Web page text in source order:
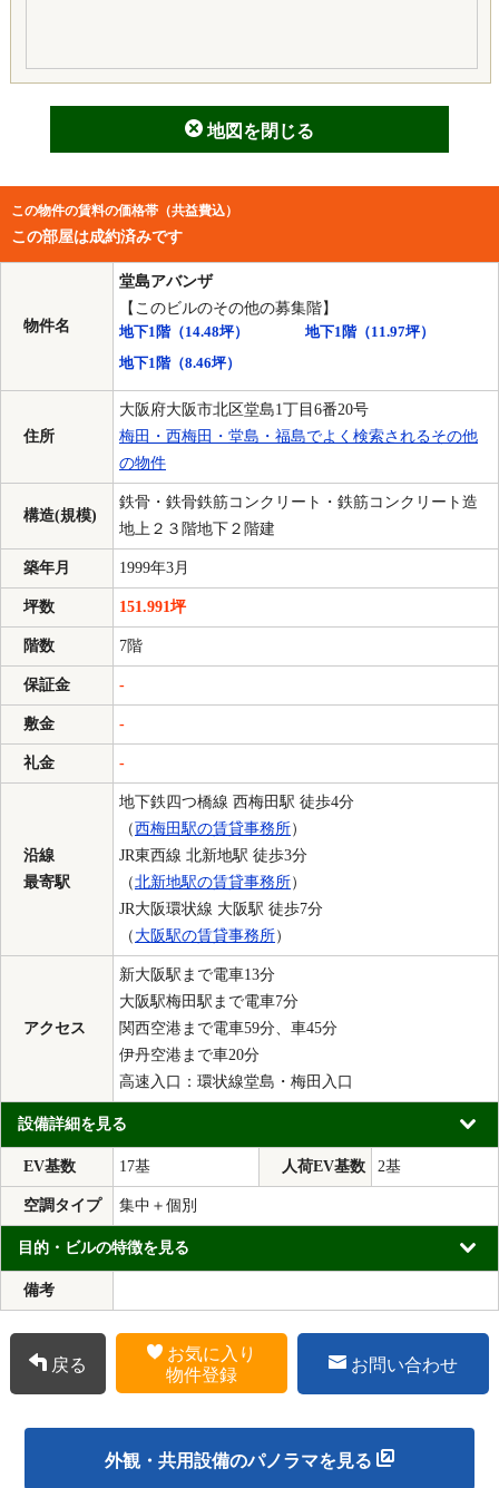
地図を閉じる
この物件の賃料の価格帯（共益費込）
この部屋は成約済みです
物件名
堂島アバンザ
【このビルのその他の募集階】
地下1階（14.48坪） 地下1階（11.97坪）
地下1階（8.46坪）
住所
大阪府大阪市北区堂島1丁目6番20号
梅田・西梅田・堂島・福島でよく検索されるその他
の物件
構造(規模)
鉄骨・鉄骨鉄筋コンクリート・鉄筋コンクリート造
地上２３階地下２階建
築年月 1999年3月
坪数 151.991坪
階数 7階
保証金 -
敷金 -
礼金 -
沿線
最寄駅
地下鉄四つ橋線 西梅田駅 徒歩4分
（西梅田駅の賃貸事務所）
JR東西線 北新地駅 徒歩3分
（北新地駅の賃貸事務所）
JR大阪環状線 大阪駅 徒歩7分
（ 大阪駅の賃貸事務所）
アクセス
新大阪駅まで電車13分
大阪駅梅田駅まで電車7分
関西空港まで電車59分、車45分
伊丹空港まで車20分
高速入口：環状線堂島・梅田入口
設備詳細を見る
EV基数 17基 人荷EV基数 2基
空調タイプ 集中＋個別
目的・ビルの特徴を見る
備考
戻る
お気に入り
物件登録
お問い合わせ
外観・共用設備のパノラマを見る